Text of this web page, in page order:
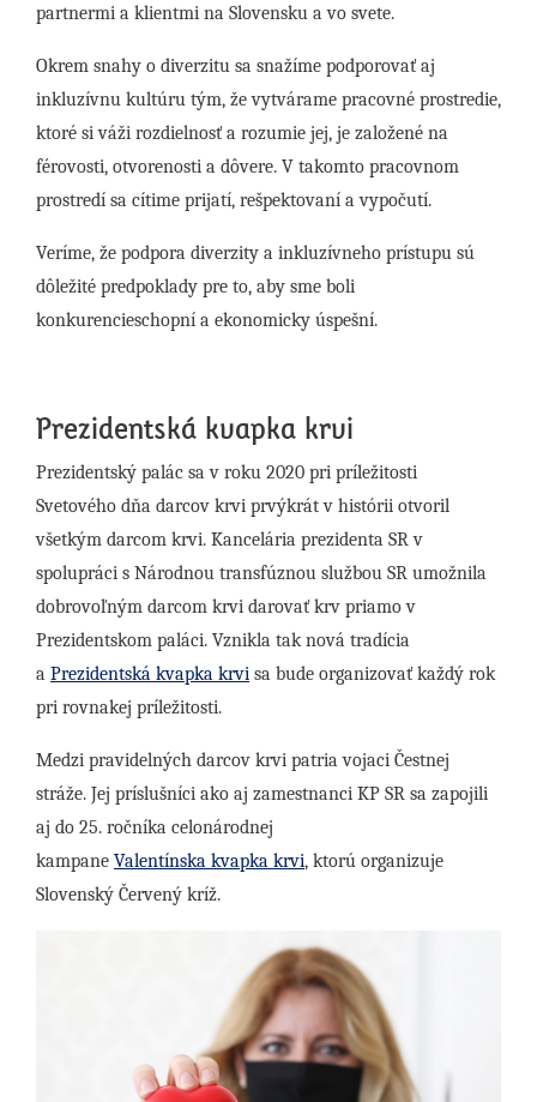
partnermi a klientmi na Slovensku a vo svete.
Okrem snahy o diverzitu sa snažíme podporovať aj
inkluzívnu kultúru tým, že vytvárame pracovné prostredie,
ktoré si váži rozdielnosť a rozumie jej, je založené na
férovosti, otvorenosti a dôvere. V takomto pracovnom
prostredí sa cítime prijatí, rešpektovaní a vypočutí.
Veríme, že podpora diverzity a inkluzívneho prístupu sú
dôležité predpoklady pre to, aby sme boli
konkurencieschopní a ekonomicky úspešní.
Prezidentská kvapka krvi
Prezidentský palác sa v roku 2020 pri príležitosti
Svetového dňa darcov krvi prvýkrát v histórii otvoril
všetkým darcom krvi. Kancelária prezidenta SR v
spolupráci s Národnou transfúznou službou SR umožnila
dobrovoľným darcom krvi darovať krv priamo v
Prezidentskom paláci. Vznikla tak nová tradícia
a Prezidentská kvapka krvi sa bude organizovať každý rok
pri rovnakej príležitosti.
Medzi pravidelných darcov krvi patria vojaci Čestnej
stráže. Jej príslušníci ako aj zamestnanci KP SR sa zapojili
aj do 25. ročníka celonárodnej
kampane Valentínska kvapka krvi, ktorú organizuje
Slovenský Červený kríž.